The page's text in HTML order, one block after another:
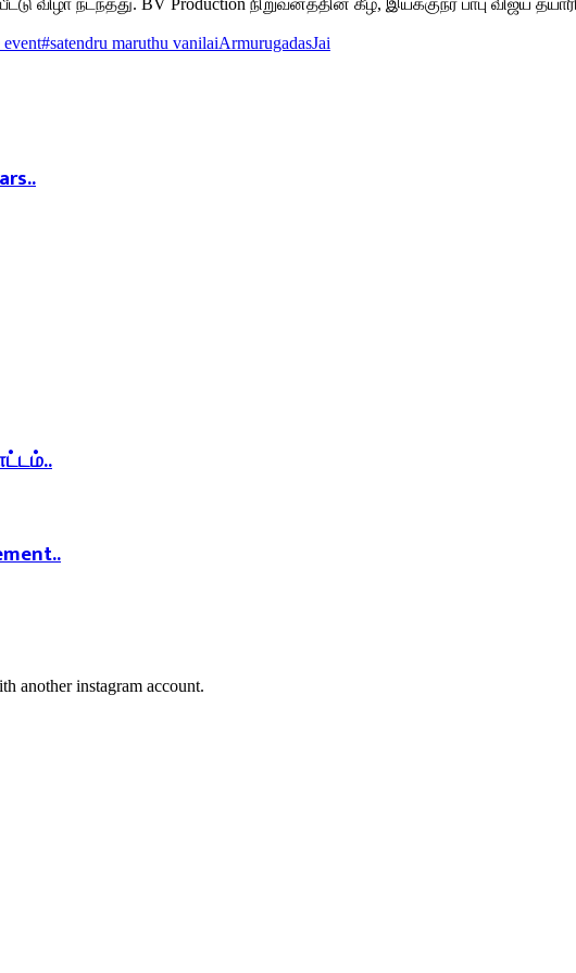
விழா நடந்தது. BV Production நிறுவனத்தின் கீழ், இயக்குநர் பாபு விஜய்
event#satendru maruthu vanilaiArmurugadasJai
another instagram account.